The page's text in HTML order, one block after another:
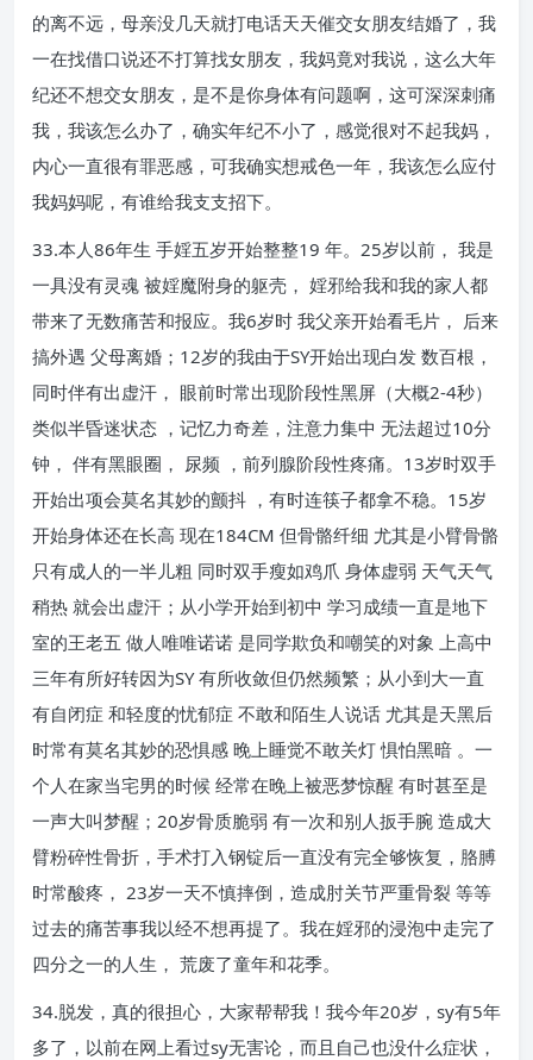
的离不远，母亲没几天就打电话天天催交女朋友结婚了，我
一在找借口说还不打算找女朋友，我妈竟对我说，这么大年
纪还不想交女朋友，是不是你身体有问题啊，这可深深刺痛
我，我该怎么办了，确实年纪不小了，感觉很对不起我妈，
内心一直很有罪恶感，可我确实想戒色一年，我该怎么应付
我妈妈呢，有谁给我支支招下。
33.本人86年生 手婬五岁开始整整19 年。25岁以前， 我是
一具没有灵魂 被婬魔附身的躯壳， 婬邪给我和我的家人都
带来了无数痛苦和报应。我6岁时 我父亲开始看毛片， 后来
搞外遇 父母离婚；12岁的我由于SY开始出现白发 数百根，
同时伴有出虚汗， 眼前时常出现阶段性黑屏（大概2-4秒）
类似半昏迷状态 ，记忆力奇差，注意力集中 无法超过10分
钟， 伴有黑眼圈， 尿频 ，前列腺阶段性疼痛。13岁时双手
开始出项会莫名其妙的颤抖 ，有时连筷子都拿不稳。15岁
开始身体还在长高 现在184CM 但骨骼纤细 尤其是小臂骨骼
只有成人的一半儿粗 同时双手瘦如鸡爪 身体虚弱 天气天气
稍热 就会出虚汗；从小学开始到初中 学习成绩一直是地下
室的王老五 做人唯唯诺诺 是同学欺负和嘲笑的对象 上高中
三年有所好转因为SY 有所收敛但仍然频繁；从小到大一直
有自闭症 和轻度的忧郁症 不敢和陌生人说话 尤其是天黑后
时常有莫名其妙的恐惧感 晚上睡觉不敢关灯 惧怕黑暗 。一
个人在家当宅男的时候 经常在晚上被恶梦惊醒 有时甚至是
一声大叫梦醒；20岁骨质脆弱 有一次和别人扳手腕 造成大
臂粉碎性骨折，手术打入钢锭后一直没有完全够恢复，胳膊
时常酸疼， 23岁一天不慎摔倒，造成肘关节严重骨裂 等等
过去的痛苦事我以经不想再提了。我在婬邪的浸泡中走完了
四分之一的人生， 荒废了童年和花季。
34.脱发，真的很担心，大家帮帮我！我今年20岁，sy有5年
多了，以前在网上看过sy无害论，而且自己也没什么症状，